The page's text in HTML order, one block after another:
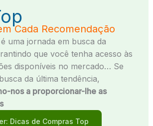
Cada Recomendação
uma jornada em busca da
que você tenha acesso às
disponíveis no mercado… Se
da última tendência,
nos a proporcionar-lhe as
Dicas de Compras Top